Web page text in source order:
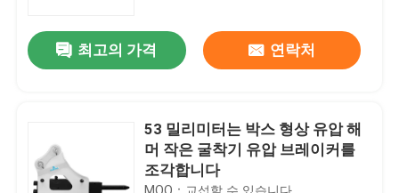
최고의 가격 연락처
53 밀리미터는 박스 형상 유압 해
머 작은 굴착기 유압 브레이커를
조각합니다
MOQ：교섭할 수 있습니다